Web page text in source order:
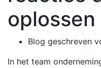
oplossen
Blog geschreven
In het team